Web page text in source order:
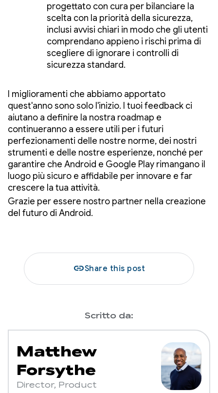
progettato con cura per bilanciare la
scelta con la priorità della sicurezza,
inclusi avvisi chiari in modo che gli utenti
comprendano appieno i rischi prima di
scegliere di ignorare i controlli di
sicurezza standard.
I miglioramenti che abbiamo apportato
quest'anno sono solo l'inizio. I tuoi feedback ci
aiutano a definire la nostra roadmap e
continueranno a essere utili per i futuri
perfezionamenti delle nostre norme, dei nostri
strumenti e delle nostre esperienze, nonché per
garantire che Android e Google Play rimangano il
luogo più sicuro e affidabile per innovare e far
crescere la tua attività.
Grazie per essere nostro partner nella creazione
del futuro di Android.
linkShare this post
Scritto da:
Matthew
Forsythe
Director, Product